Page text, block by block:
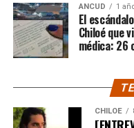
Pero, volviendo al
imposible de
simple chequeo de los
como un anhelo
$200 millones sean
pequeño de año y
de Tomás Ross y, por si
ANCUD 1
El
Chiloé que
médica: 26
CHILOE